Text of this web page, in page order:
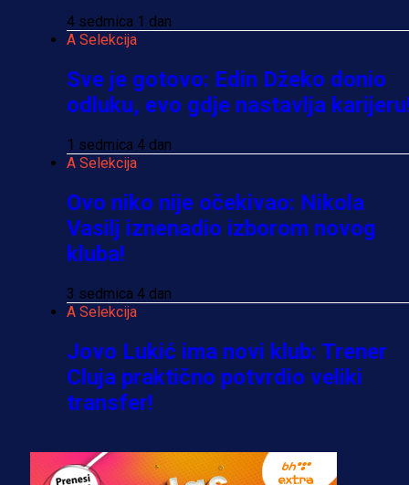
4 sedmica 1 dan
A Selekcija
Sve je gotovo: Edin Džeko donio
odluku, evo gdje nastavlja
1 sedmica 4 dan
A Selekcija
Ovo niko nije očekivao: Nikola
Vasilj iznenadio izborom novog
kluba!
3 sedmica 4 dan
A Selekcija
Jovo Lukić ima novi klub: Trener
Cluja praktično potvrdio veliki
transfer!
A Selekcija